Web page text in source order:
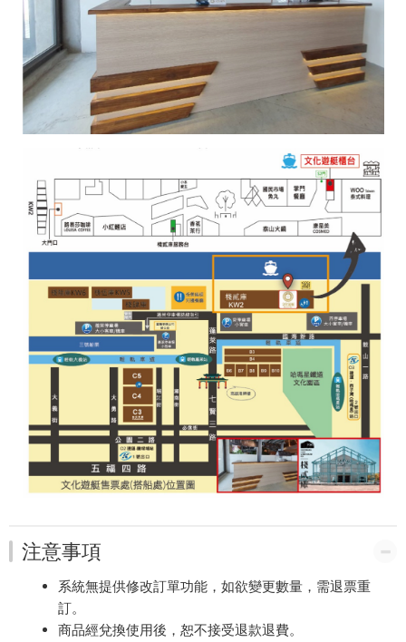
注意事項
系統無提供修改訂單功能，如欲變更數量，需退票重
訂。
商品經兌換使用後，恕不接受退款退費。